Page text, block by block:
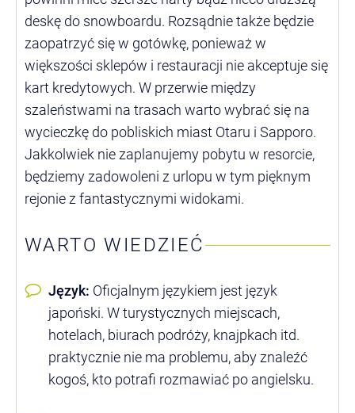
deskę do snowboardu. Rozsądnie także będzie
zaopatrzyć się w gotówkę, ponieważ w
większości sklepów i restauracji nie akceptuje się
kart kredytowych. W przerwie między
szaleństwami na trasach warto wybrać się na
wycieczkę do pobliskich miast Otaru i Sapporo.
Jakkolwiek nie zaplanujemy pobytu w resorcie,
będziemy zadowoleni z urlopu w tym pięknym
rejonie z fantastycznymi widokami.
WARTO WIEDZIEĆ
Język: Oficjalnym językiem jest język
japoński. W turystycznych miejscach,
hotelach, biurach podróży, knajpkach itd.
praktycznie nie ma problemu, aby znaleźć
kogoś, kto potrafi rozmawiać po angielsku.